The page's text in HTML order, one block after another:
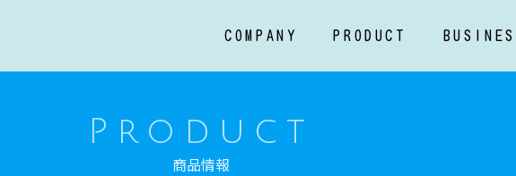
COMPANY PRODUCT
Product
商品情報